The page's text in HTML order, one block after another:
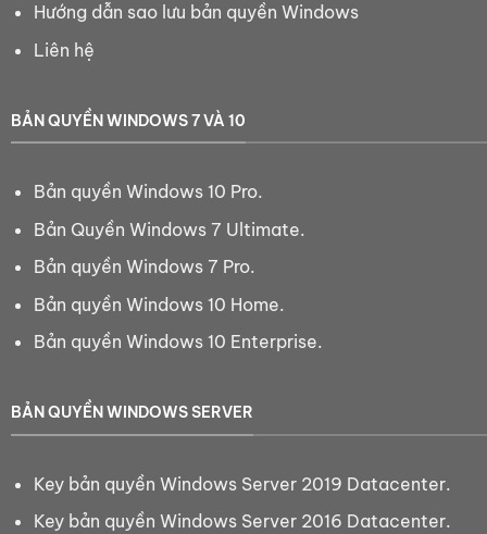
Hướng dẫn sao lưu bản quyền Windows
Liên hệ
BẢN QUYỀN WINDOWS 7 VÀ 10
Bản quyền Windows 10 Pro.
Bản Quyền Windows 7 Ultimate.
Bản quyền Windows 7 Pro.
Bản quyền Windows 10 Home.
Bản quyền Windows 10 Enterprise.
BẢN QUYỀN WINDOWS SERVER
Key bản quyền Windows Server 2019 Datacenter.
Key bản quyền Windows Server 2016 Datacenter.